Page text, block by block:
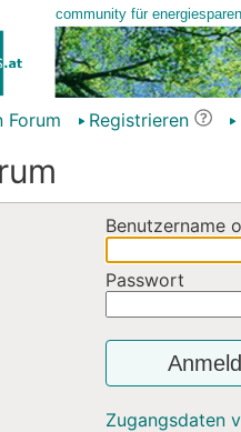
Forum Registrieren
Benutzername
Passwort
Zugangsdaten